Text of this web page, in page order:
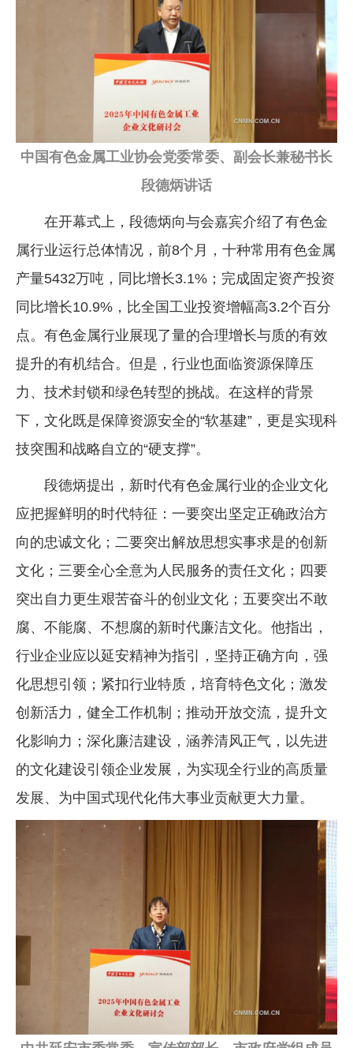
中国有色金属工业协会党委常委、副会长兼秘书长
段德炳讲话
在开幕式上，段德炳向与会嘉宾介绍了有色金
属行业运行总体情况，前8个月，十种常用有色金属
产量5432万吨，同比增长3.1%；完成固定资产投资
同比增长10.9%，比全国工业投资增幅高3.2个百分
点。有色金属行业展现了量的合理增长与质的有效
提升的有机结合。但是，行业也面临资源保障压
力、技术封锁和绿色转型的挑战。在这样的背景
下，文化既是保障资源安全的“软基建”，更是实现科
技突围和战略自立的“硬支撑”。
段德炳提出，新时代有色金属行业的企业文化
应把握鲜明的时代特征：一要突出坚定正确政治方
向的忠诚文化；二要突出解放思想实事求是的创新
文化；三要全心全意为人民服务的责任文化；四要
突出自力更生艰苦奋斗的创业文化；五要突出不敢
腐、不能腐、不想腐的新时代廉洁文化。他指出，
行业企业应以延安精神为指引，坚持正确方向，强
化思想引领；紧扣行业特质，培育特色文化；激发
创新活力，健全工作机制；推动开放交流，提升文
化影响力；深化廉洁建设，涵养清风正气，以先进
的文化建设引领企业发展，为实现全行业的高质量
发展、为中国式现代化伟大事业贡献更大力量。